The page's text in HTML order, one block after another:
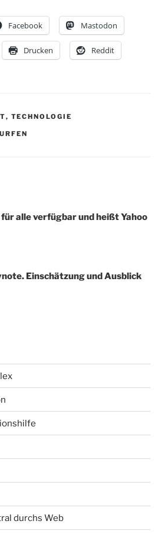
Facebook Mastodon
Drucken Reddit
, TECHNOLOGIE
alle verfügbar und heißt Yahoo
Einschätzung und Ausblick
durchs Web